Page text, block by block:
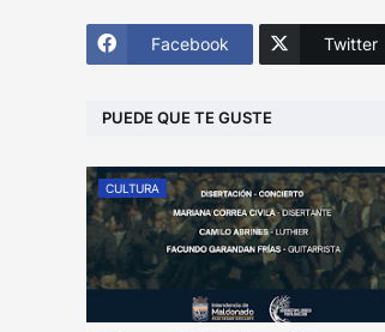
Facebook Twitter
PUEDE QUE TE GUSTE
CULTURA